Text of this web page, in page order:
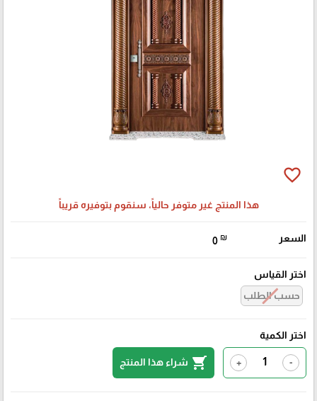
favorite_border
هذا المنتج غير متوفر حالياً، سنقوم بتوفيره قريباً
السعر 0 ₪
اختر القياس
حسب الطلب
اختر الكمية
-
+
shopping_cart شراء هذا المنتج